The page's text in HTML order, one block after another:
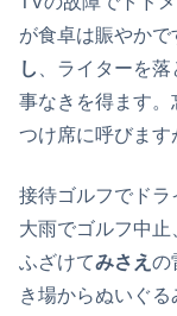
が食卓は賑やか
し
、ライターを落
事なきを得ます。
つけ席に呼びま
接待ゴルフでド
大雨でゴルフ中
ふざけてみさえ の
き場からぬいぐ